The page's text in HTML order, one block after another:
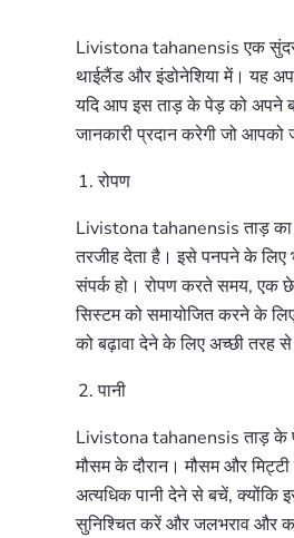
Livistona tahanensis एक सुंदर
थाईलैंड और इंडोनेशिया में। यह
यदि आप इस ताड़ के पेड़ को अपने
जानकारी प्रदान करेगी जो
रोपण
Livistona tahanensis ताड़ का
तरजीह देता है। इसे पनपने के लिए
संपर्क हो। रोपण करते समय, एक
सिस्टम को समायोजित करने के
को बढ़ावा देने के लिए अच्छी तरह से
पानी
Livistona tahanensis ताड़ के
मौसम के दौरान। मौसम और
अत्यधिक पानी देने से बचें,
सुनिश्चित करें और जलभराव और